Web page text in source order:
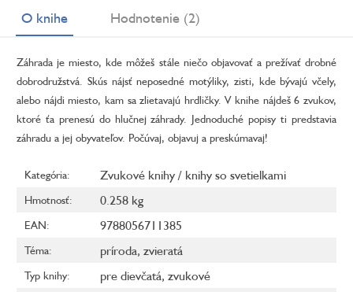
O knihe Hodnotenie (2)
Záhrada je miesto, kde môžeš stále niečo objavovať a prežívať drobné
dobrodružstvá. Skús nájsť neposedné motýliky, zisti, kde bývajú včely,
alebo nájdi miesto, kam sa zlietavajú hrdličky. V knihe nájdeš 6 zvukov,
ktoré ťa prenesú do hlučnej záhrady. Jednoduché popisy ti predstavia
záhradu a jej obyvateľov. Počúvaj, objavuj a preskúmavaj!
Kategória: Zvukové knihy / knihy so svetielkami
Hmotnosť: 0.258 kg
EAN: 9788056711385
Téma: príroda, zvieratá
Typ knihy: pre dievčatá, zvukové